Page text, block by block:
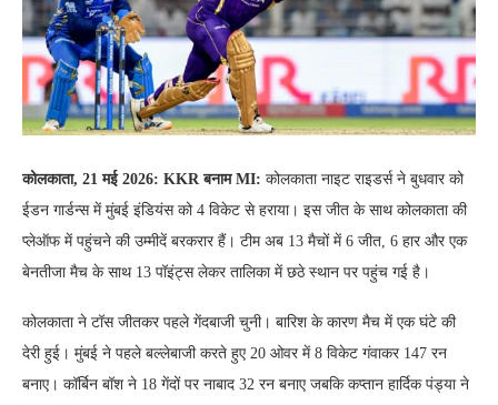
कोलकाता, 21 मई 2026: KKR बनाम MI: कोलकाता नाइट राइडर्स ने बुधवार को
ईडन गार्डन्स में मुंबई इंडियंस को 4 विकेट से हराया। इस जीत के साथ कोलकाता की
प्लेऑफ में पहुंचने की उम्मीदें बरकरार हैं। टीम अब 13 मैचों में 6 जीत, 6 हार और एक
बेनतीजा मैच के साथ 13 पॉइंट्स लेकर तालिका में छठे स्थान पर पहुंच गई है।
कोलकाता ने टॉस जीतकर पहले गेंदबाजी चुनी। बारिश के कारण मैच में एक घंटे की
देरी हुई। मुंबई ने पहले बल्लेबाजी करते हुए 20 ओवर में 8 विकेट गंवाकर 147 रन
बनाए। कॉर्बिन बॉश ने 18 गेंदों पर नाबाद 32 रन बनाए जबकि कप्तान हार्दिक पंड्या ने